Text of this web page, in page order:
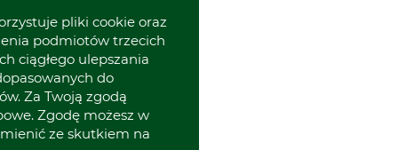
pliki cookie oraz
podmiotów trzecich
ciągłego ulepszania
do
Za Twoją zgodą
Zgodę możesz w
ze skutkiem na